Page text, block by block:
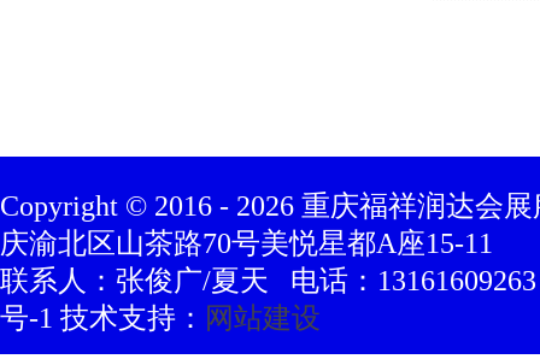
Copyright © 2016 - 2026 重庆福祥润达会
庆渝北区山茶路70号美悦星都A座15-11
联系人：张俊广/夏天 电话：
号-1 技术支持： 网站建设